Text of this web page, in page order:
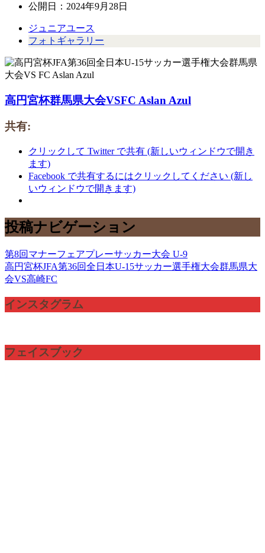
公開日： 2024年9月28日
ジュニアユース
フォトギャラリー
高円宮杯群馬県大会VSFC Aslan Azul
共有:
クリックして Twitter で共有 (新しいウィンドウで開き
ます)
Facebook で共有するにはクリックしてください (新し
いウィンドウで開きます)
投稿ナビゲーション
第8回マナーフェアプレーサッカー大会 U-9
高円宮杯JFA第36回全日本U-15サッカー選手権大会群馬県大
会VS高崎FC
インスタグラム
フェイスブック